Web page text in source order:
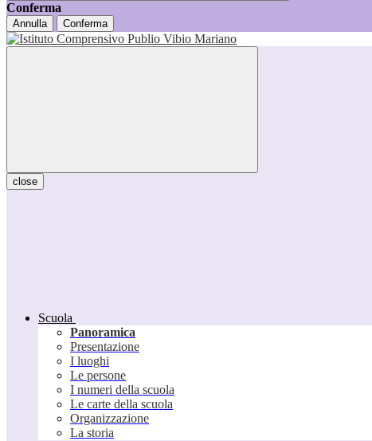
Conferma
Annulla Conferma
close
Scuola
Panoramica
Presentazione
I luoghi
Le persone
I numeri della scuola
Le carte della scuola
Organizzazione
La storia